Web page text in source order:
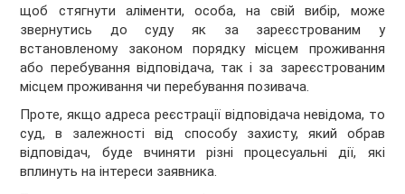
щоб стягнути аліменти, особа, на свій вибір, може
звернутись до суду як за зареєстрованим у
встановленому законом порядку місцем проживання
або перебування відповідача, так і за зареєстрованим
місцем проживання чи перебування позивача.
Проте, якщо адреса реєстрації відповідача невідома, то
суд, в залежності від способу захисту, який обрав
відповідач, буде вчиняти різні процесуальні дії, які
вплинуть на інтереси заявника.